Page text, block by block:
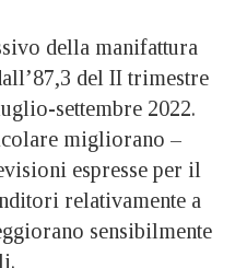
della manifattura
del II trimestre
settembre 2022.
migliorano –
espresse per il
relativamente a
sensibilmente